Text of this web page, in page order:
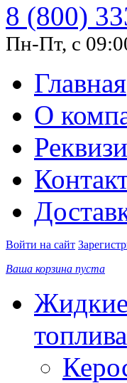
8 (800)
Пн-Пт, с
Главная
О
Войти на сайт
Ваша корзина пуста
Жидкие
топлива